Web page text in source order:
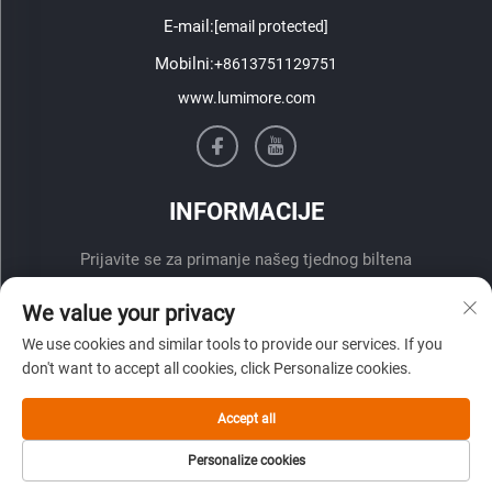
E-mail:[email protected]
Mobilni:+8613751129751
www.lumimore.com
INFORMACIJE
Prijavite se za primanje našeg tjednog biltena
Pošalji
We value your privacy
We use cookies and similar tools to provide our services. If you
don't want to accept all cookies, click Personalize cookies.
Personalize cookies
Accept all